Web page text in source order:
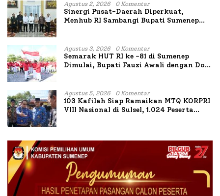
Agustus 2, 2026 0 Komentar
Sinergi Pusat-Daerah Diperkuat,
Menhub RI Sambangi Bupati Sumenep
Agustus 3, 2026 0 Komentar
Semarak HUT RI ke -81 di Sumenep
Dimulai, Bupati Fauzi Awali dengan Doa
Agustus 5, 2026 0 Komentar
103 Kafilah Siap Ramaikan MTQ KORPRI
VIII Nasional di Sulsel, 1.024 Peserta